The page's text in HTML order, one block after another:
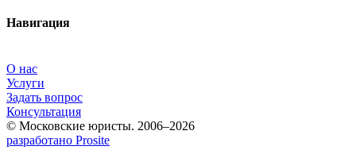
Навигация
О нас
Услуги
Задать вопрос
Консультация
© Московские юристы. 2006–2026
разработано Prosite